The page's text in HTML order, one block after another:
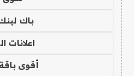
باك لينك
اعلانات
أقوى